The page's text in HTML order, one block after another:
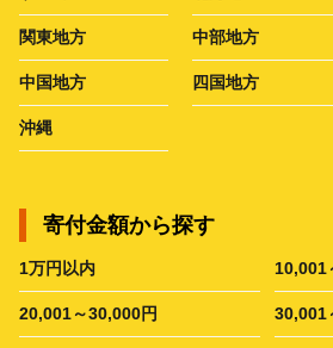
関東地方 中部地方
中国地方 四国地方
沖縄
寄付金額から探す
1万円以内 10,001
20,001～30,000円 30,001